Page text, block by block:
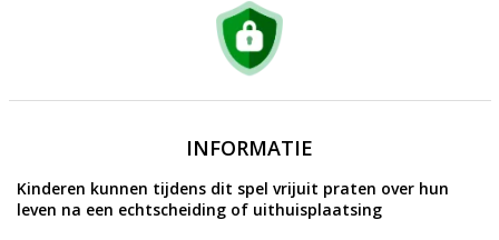
INFORMATIE
Kinderen kunnen tijdens dit spel vrijuit praten over hun
leven na een echtscheiding of uithuisplaatsing